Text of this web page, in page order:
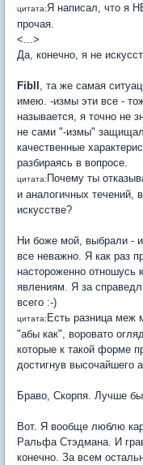
цитата:Я написал, что я
прочая.
<...>
Да, конечно, я не
Fibll , та же самая
имею. -измы эти все -
называется, я точно не
не сами "-измы"
качественные
разбираясь в вопросе.
цитата: Почему ты
и аналогичных
искусстве?
Ни боже мой, выбрали -
все неважно. Я как раз
настороженно
явлениям. Я за
всего :-)
цитата: Есть разница меж
"абы как", воровато
которые к такой форме
достигнув
Браво, Скорпя. Лучше
Вот. Я вообще люблю
Ральфа Стэдмана. И
конечно. За всем